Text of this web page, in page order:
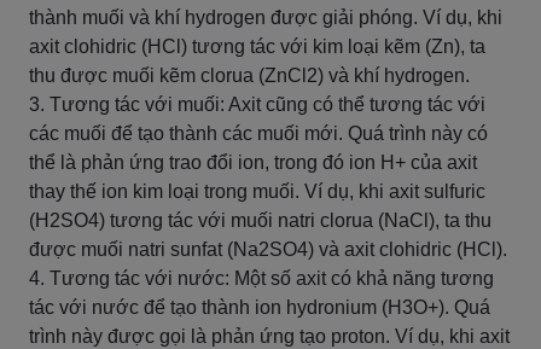
thành muối và khí hydrogen được giải phóng. Ví dụ, khi
axit clohidric (HCl) tương tác với kim loại kẽm (Zn), ta
thu được muối kẽm clorua (ZnCl2) và khí hydrogen.
3. Tương tác với muối: Axit cũng có thể tương tác với
các muối để tạo thành các muối mới. Quá trình này có
thể là phản ứng trao đổi ion, trong đó ion H+ của axit
thay thế ion kim loại trong muối. Ví dụ, khi axit sulfuric
(H2SO4) tương tác với muối natri clorua (NaCl), ta thu
được muối natri sunfat (Na2SO4) và axit clohidric (HCl).
4. Tương tác với nước: Một số axit có khả năng tương
tác với nước để tạo thành ion hydronium (H3O+). Quá
trình này được gọi là phản ứng tạo proton. Ví dụ, khi axit